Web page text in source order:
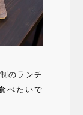
のランチ
べたいで